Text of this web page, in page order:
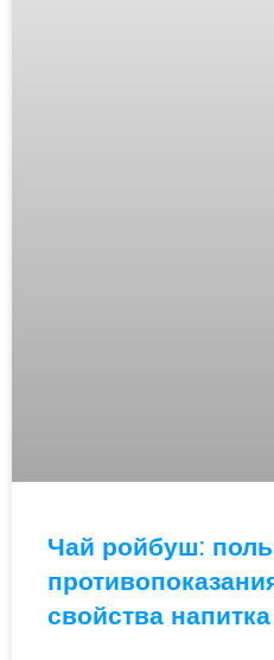
Чай ройбуш:
свойства напитка